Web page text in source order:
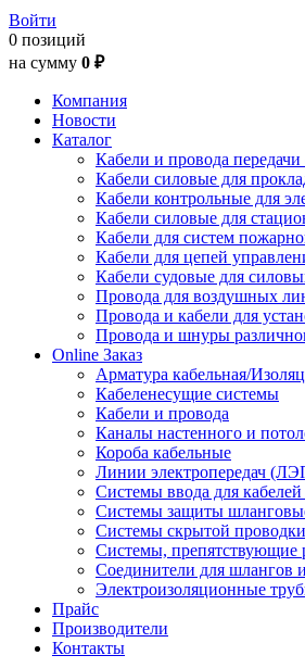
Войти
0 позиций
на сумму 0 ₽
Компания
Новости
Каталог
Кабели и провода передачи
Кабели силовые для
Кабели контрольные для
Кабели силовые для
Кабели для систем
Кабели для цепей
Кабели судовые для
Провода для воздушных
Провода и кабели для
Провода и шнуры
Online Заказ
Арматура кабельная/
Кабеленесущие системы
Кабели и провода
Каналы настенного и
Короба кабельные
Линии электропередач
Системы ввода для
Системы защиты
Системы скрытой
Системы, препятствующие
Соединители для шлангов
Электроизоляционные
Прайс
Производители
Контакты